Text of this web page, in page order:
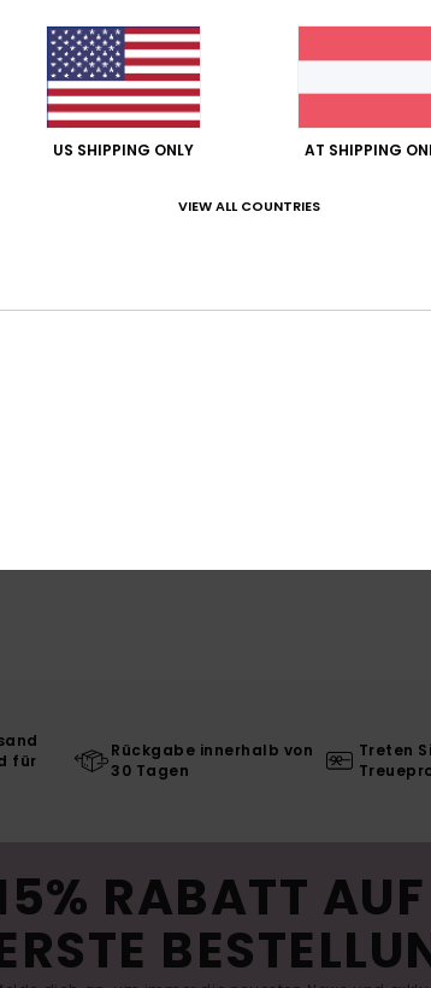
ARTIKEL
für
Rückgabe innerhalb von
30 Tagen
Treten
RABATT
US SHIPPING ONLY AT SHIPPING
VIEW ALL COUNTRIES